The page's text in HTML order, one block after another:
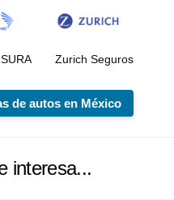
Zurich Seguros
de autos en México
interesa...